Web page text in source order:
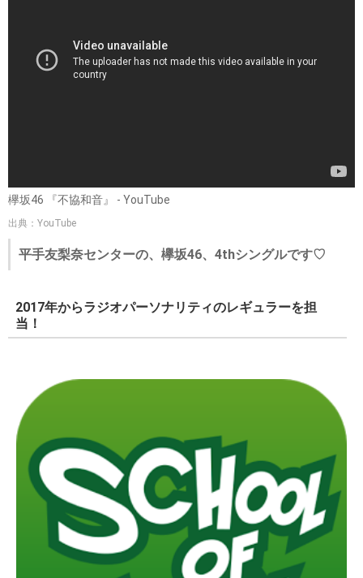
欅坂46 『不協和音』 - YouTube
出典：YouTube
平手友梨奈センターの、欅坂46、4thシングルです♡
2017年からラジオパーソナリティのレギュラーを担
当！